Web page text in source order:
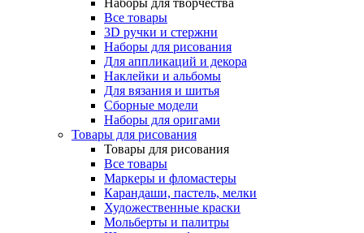
Наборы для творчества
Все товары
3D ручки и стержни
Наборы для рисования
Для аппликаций и декора
Наклейки и альбомы
Для вязания и шитья
Сборные модели
Наборы для оригами
Товары для рисования
Товары для рисования
Все товары
Маркеры и фломастеры
Карандаши, пастель, мелки
Художественные краски
Мольберты и палитры